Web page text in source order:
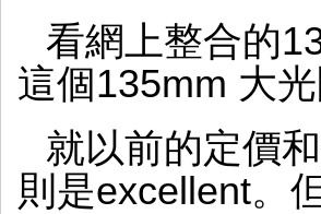
看網上整合的
這個135mm 大
就以前的定價
則是excellent。